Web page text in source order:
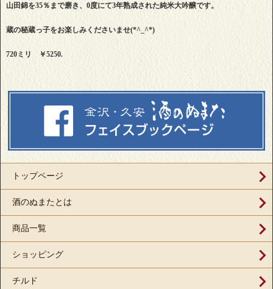
山田錦を35％まで磨き、0度にて3年熟成された純米大吟醸です。
蔵の秘蔵っ子をお楽しみくださいませ(*^_^*)
720ミリ ￥5250.
トップページ
酒のぬまたとは
商品一覧
ショッピング
チルド